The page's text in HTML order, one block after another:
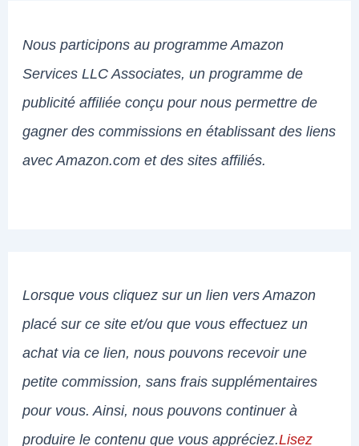
Nous participons au programme Amazon
Services LLC Associates, un programme de
publicité affiliée conçu pour nous permettre de
gagner des commissions en établissant des liens
avec Amazon.com et des sites affiliés.
Lorsque vous cliquez sur un lien vers Amazon
placé sur ce site et/ou que vous effectuez un
achat via ce lien, nous pouvons recevoir une
petite commission, sans frais supplémentaires
pour vous. Ainsi, nous pouvons continuer à
produire le contenu que vous appréciez.Lisez